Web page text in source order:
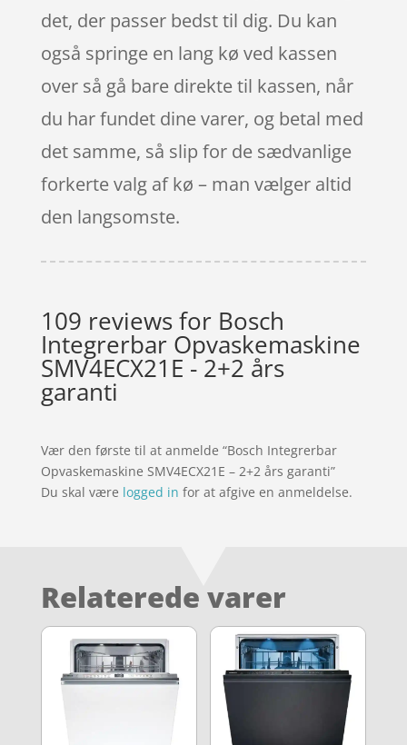
det, der passer bedst til dig. Du kan
også springe en lang kø ved kassen
over så gå bare direkte til kassen, når
du har fundet dine varer, og betal med
det samme, så slip for de sædvanlige
forkerte valg af kø – man vælger altid
den langsomste.
109 reviews for Bosch
Integrerbar Opvaskemaskine
SMV4ECX21E - 2+2 års
garanti
Vær den første til at anmelde “Bosch Integrerbar
Opvaskemaskine SMV4ECX21E – 2+2 års garanti”
Du skal være logged in for at afgive en anmeldelse.
Relaterede varer